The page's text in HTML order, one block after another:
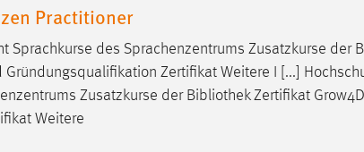
Practitioner
Sprachkurse des Sprachenzentrums Zusatzkurse der
Zertifikat Weitere I [...]
Zusatzkurse der BibliothekZertifikat
Weitere